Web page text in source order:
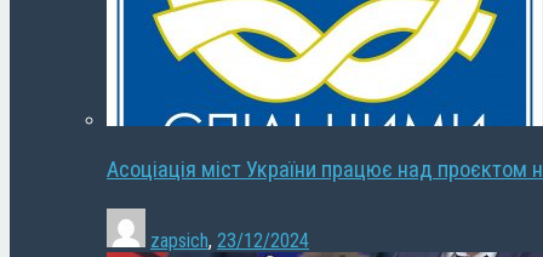
Асоціація міст України працює над проєктом
zapsich, 23/12/2024